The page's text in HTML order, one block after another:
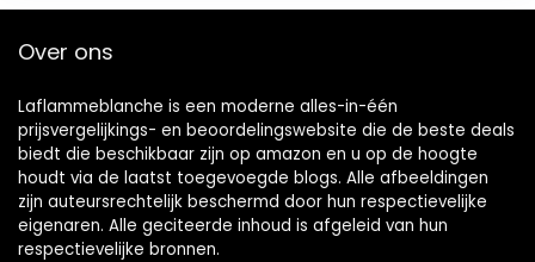
Over ons
Laflammeblanche is een moderne alles-in-één
prijsvergelijkings- en beoordelingswebsite die de beste deals
biedt die beschikbaar zijn op amazon en u op de hoogte
houdt via de laatst toegevoegde blogs. Alle afbeeldingen
zijn auteursrechtelijk beschermd door hun respectievelijke
eigenaren. Alle geciteerde inhoud is afgeleid van hun
respectievelijke bronnen.